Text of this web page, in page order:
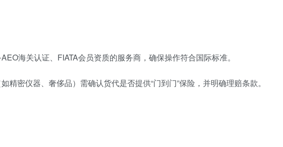
海关认证、FIATA会员资质的服务商，确保操作符合国际标准。
精密仪器、奢侈品）需确认货代是否提供“门到门”保险，并明确理赔条款。